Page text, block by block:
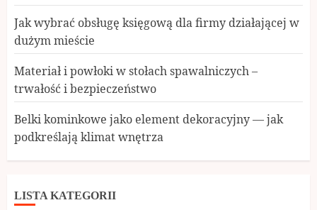
Jak wybrać obsługę księgową dla firmy działającej w
dużym mieście
Materiał i powłoki w stołach spawalniczych –
trwałość i bezpieczeństwo
Belki kominkowe jako element dekoracyjny — jak
podkreślają klimat wnętrza
LISTA KATEGORII